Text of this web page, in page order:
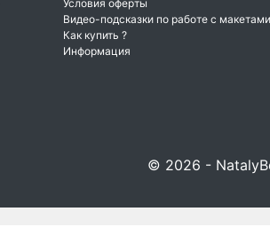
Условия оферты
Видео-подсказки по работе с макетами
Как купить ?
Информация
© 2026 -